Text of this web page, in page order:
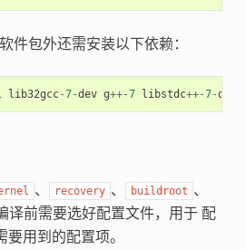
件包外还需安装以下依赖：
lib32gcc-7-dev g++-7 libstdc++-7-dev
、 recovery 、 buildroot 、
译前需要选好配置文件，用于 配
用到的配置项。